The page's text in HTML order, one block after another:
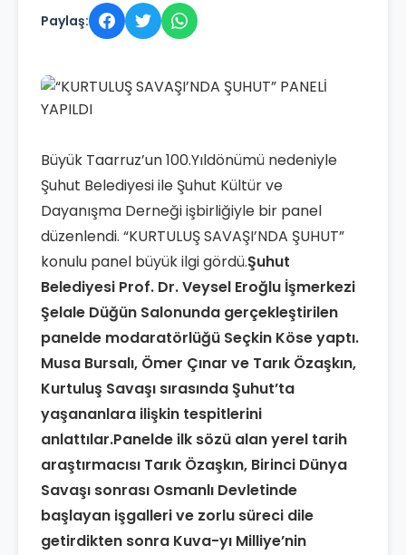
Paylaş:
Büyük Taarruz’un 100.Yıldönümü nedeniyle
Şuhut Belediyesi ile Şuhut Kültür ve
Dayanışma Derneği işbirliğiyle bir panel
düzenlendi. “KURTULUŞ SAVAŞI’NDA ŞUHUT”
konulu panel büyük ilgi gördü.Şuhut
Belediyesi Prof. Dr. Veysel Eroğlu İşmerkezi
Şelale Düğün Salonunda gerçekleştirilen
panelde modaratörlüğü Seçkin Köse yaptı.
Musa Bursalı, Ömer Çınar ve Tarık Özaşkın,
Kurtuluş Savaşı sırasında Şuhut’ta
yaşananlara ilişkin tespitlerini
anlattılar.Panelde ilk sözü alan yerel tarih
araştırmacısı Tarık Özaşkın, Birinci Dünya
Savaşı sonrası Osmanlı Devletinde
başlayan işgalleri ve zorlu süreci dile
getirdikten sonra Kuva-yı Milliye’nin